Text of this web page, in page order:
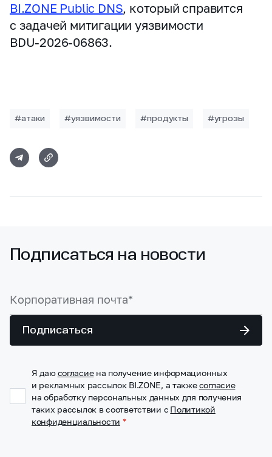
BI.ZONE Public DNS, который справится
с задачей митигации уязвимости
BDU‑2026‑06863.
#атаки #уязвимости #продукты #угрозы
Подписаться на новости
Подписаться
Я даюсогласиена получение информационных
и рекламных рассылок BI.ZONE, а такжесогласие
на обработку персональных данных для получения
таких рассылок в соответствии с Политикой
конфиденциальности *